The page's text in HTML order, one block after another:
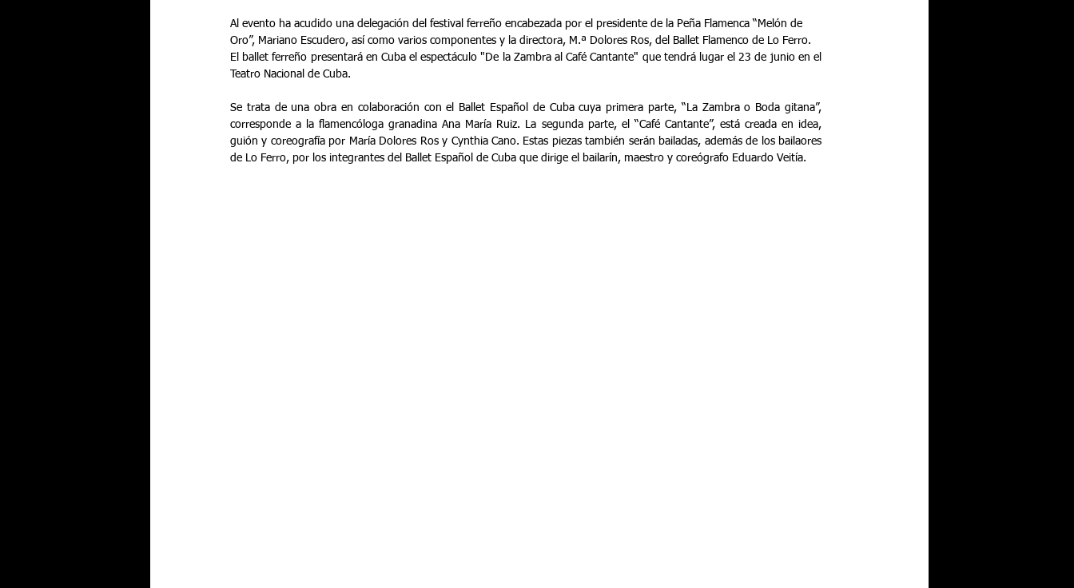
Al evento ha acudido una delegación del festival ferreño encabezada por el presidente de la Peña Flamenca “Melón de
Oro”, Mariano Escudero, así como varios componentes y la directora, M.ª Dolores Ros, del Ballet Flamenco de Lo Ferro.
El ballet ferreño presentará en Cuba el espectáculo "De la Zambra al Café Cantante" que tendrá lugar el 23 de junio en el
Teatro Nacional de Cuba.
Se trata de una obra en colaboración con el Ballet Español de Cuba cuya primera parte, “La Zambra o Boda gitana”,
corresponde a la flamencóloga granadina Ana María Ruiz. La segunda parte, el “Café Cantante”, está creada en idea,
guión y coreografía por María Dolores Ros y Cynthia Cano. Estas piezas también serán bailadas, además de los bailaores
de Lo Ferro, por los integrantes del Ballet Español de Cuba que dirige el bailarín, maestro y coreógrafo Eduardo Veitía.